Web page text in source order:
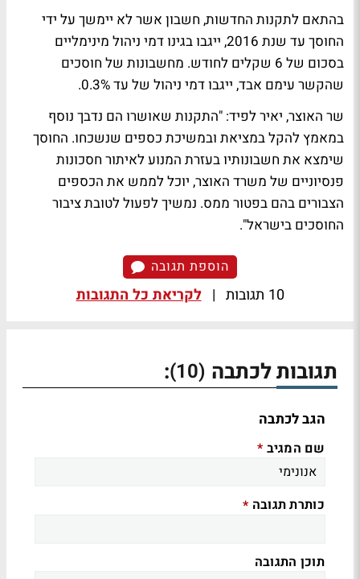
בהתאם לתקנות החדשות, חשבון אשר לא יימשך על ידי
החוסך עד שנת 2016, ייגבו בגינו דמי ניהול מינימליים
בסכום של 6 שקלים לחודש. מחשבונות של חוסכים
שהקשר עימם אבד, ייגבו דמי ניהול של עד 0.3%.
שר האוצר, יאיר לפיד: "התקנות שאושרו הם נדבך נוסף
במאמץ להקל במציאת ובמשיכת כספים שנשכחו. החוסך
שימצא את חשבונותיו בעזרת המנוע לאיתור חסכונות
פנסיוניים של משרד האוצר, יוכל לממש את הכספים
הצבורים בהם בפטור ממס. נמשיך לפעול לטובת ציבור
החוסכים בישראל".
הוספת תגובה
10 תגובות | לקריאת כל התגובות
תגובות לכתבה (10)
:
הגב לכתבה
שם המגיב *
כותרת תגובה *
תוכן התגובה